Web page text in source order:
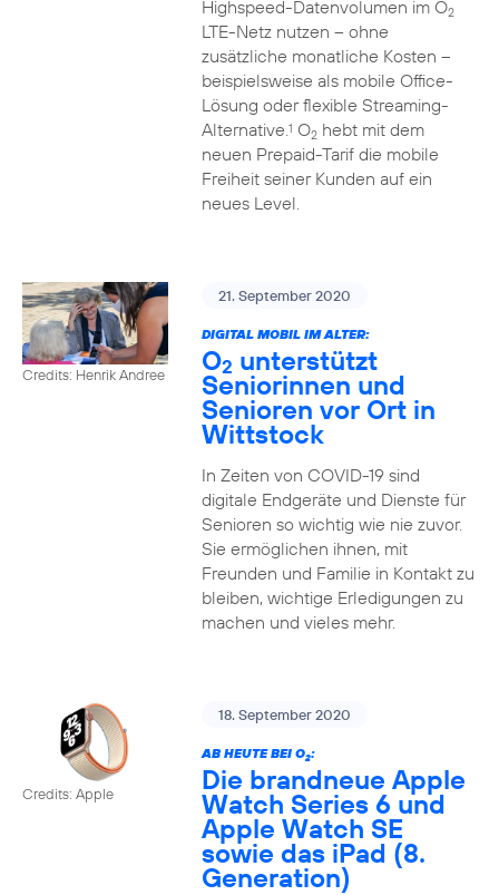
Highspeed-Datenvolumen im O2
LTE-Netz nutzen – ohne
zusätzliche monatliche Kosten –
beispielsweise als mobile Office-
Lösung oder flexible Streaming-
Alternative.1 O2hebt mit dem
neuen Prepaid-Tarif die mobile
Freiheit seiner Kunden auf ein
neues Level.
Credits: Henrik Andree
21. September 2020
DIGITAL MOBIL IM ALTER:
O2 unterstützt
Seniorinnen und
Senioren vor Ort in
Wittstock
In Zeiten von COVID-19 sind
digitale Endgeräte und Dienste für
Senioren so wichtig wie nie zuvor.
Sie ermöglichen ihnen, mit
Freunden und Familie in Kontakt zu
bleiben, wichtige Erledigungen zu
machen und vieles mehr.
Credits: Apple
18. September 2020
AB HEUTE BEI O2:
Die brandneue Apple
Watch Series 6 und
Apple Watch SE
sowie das iPad (8.
Generation)